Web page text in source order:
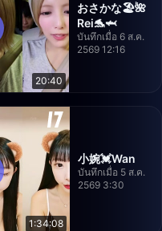
20:40
おさかな🏖🌺
Rei🐬🦈
บันทึกเมื่อ 6 ส.ค.
2569 12:16
1:34:08
小婉💓Wan
บันทึกเมื่อ 5 ส.ค.
2569 3:30